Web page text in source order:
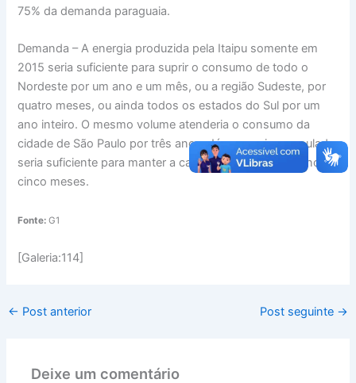
75% da demanda paraguaia.
Demanda – A energia produzida pela Itaipu somente em
2015 seria suficiente para suprir o consumo de todo o
Nordeste por um ano e um mês, ou a região Sudeste, por
quatro meses, ou ainda todos os estados do Sul por um
ano inteiro. O mesmo volume atenderia o consumo da
cidade de São Paulo por três anos. Já a energia acumulada
seria suficiente para manter a capital paulista por 78 anos e
cinco meses.
Fonte: G1
[Galeria:114]
← Post anterior Post seguinte →
Deixe um comentário